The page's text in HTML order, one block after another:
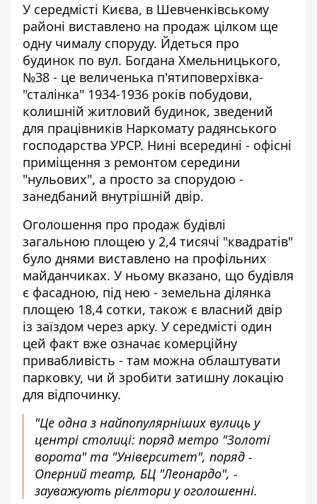
У середмісті Києва, в Шевченківському
районі виставлено на продаж цілком ще
одну чималу споруду. Йдеться про
будинок по вул. Богдана Хмельницького,
№38 - це величенька п'ятиповерхівка-
"сталінка" 1934-1936 років побудови,
колишній житловий будинок, зведений
для працівників Наркомату радянського
господарства УРСР. Нині всередині - офісні
приміщення з ремонтом середини
"нульових", а просто за спорудою -
занедбаний внутрішній двір.
Оголошення про продаж будівлі
загальною площею у 2,4 тисячі "квадратів"
було днями виставлено на профільних
майданчиках. У ньому вказано, що будівля
є фасадною, під нею - земельна ділянка
площею 18,4 сотки, також є власний двір
із заїздом через арку. У середмісті один
цей факт вже означає комерційну
привабливість - там можна облаштувати
парковку, чи й зробити затишну локацію
для відпочинку.
"Це одна з найпопулярніших вулиць у
центрі столиці: поряд метро "Золоті
ворота" та "Університет", поряд -
Оперний театр, БЦ "Леонардо", -
зауважують рієлтори у оголошенні.